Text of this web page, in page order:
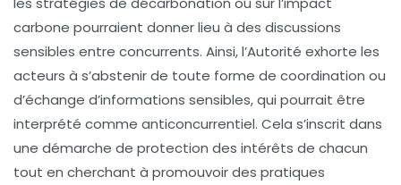
carbone pourraient donner lieu à des discussions
sensibles entre concurrents. Ainsi, l’Autorité exhorte les
acteurs à s’abstenir de toute forme de coordination ou
d’échange d’informations sensibles, qui pourrait être
interprété comme anticoncurrentiel. Cela s’inscrit dans
une démarche de protection des intérêts de chacun
tout en cherchant à promouvoir des pratiques